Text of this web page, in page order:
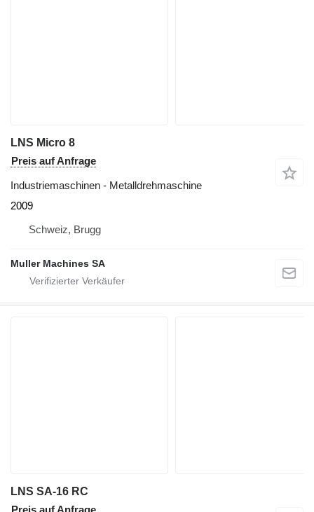
LNS Micro 8
Preis auf Anfrage
Industriemaschinen - Metalldrehmaschine
2009
Schweiz, Brugg
Muller Machines SA
LNS SA-16 RC
Preis auf Anfrage